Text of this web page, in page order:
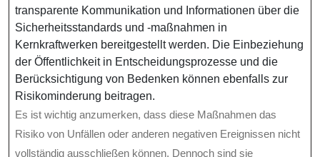
transparente Kommunikation und Informationen über die
Sicherheitsstandards und -maßnahmen in
Kernkraftwerken bereitgestellt werden. Die Einbeziehung
der Öffentlichkeit in Entscheidungsprozesse und die
Berücksichtigung von Bedenken können ebenfalls zur
Risikominderung beitragen.
Es ist wichtig anzumerken, dass diese Maßnahmen das
Risiko von Unfällen oder anderen negativen Ereignissen nicht
vollständig ausschließen können. Dennoch sind sie